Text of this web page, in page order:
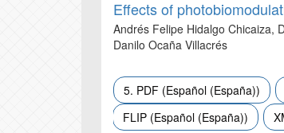
Effects of
Andrés Felipe Hidalgo Chicaiza,
Danilo Ocaña Villacrés
5. PDF (Español (España))
FLIP (Español (España))